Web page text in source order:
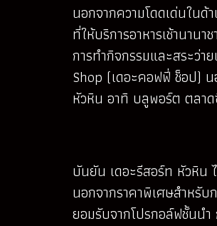
นอกจากความโดดเด่นใน
ที่ให้บริการอาหารเช้านา
การทำกิจกรรมและสระว่า
Shop (เดอะคอฟฟี่ ช็อป)
หัวหิน อาทิ บลูพอร์ต ตลา
บันยัน เดอะรีสอร์ท หัวหิน
นอกจากราคาพิเศษสำหรั
ยอมรับจากโปรกอล์ฟชั้นน